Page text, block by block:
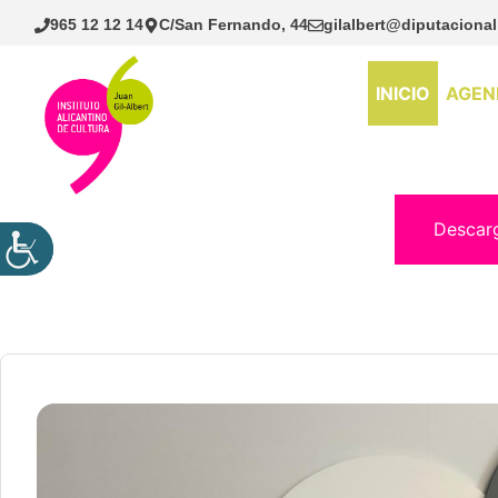
Saltar
965 12 12 14 C/San Fernando, 44
INICIO